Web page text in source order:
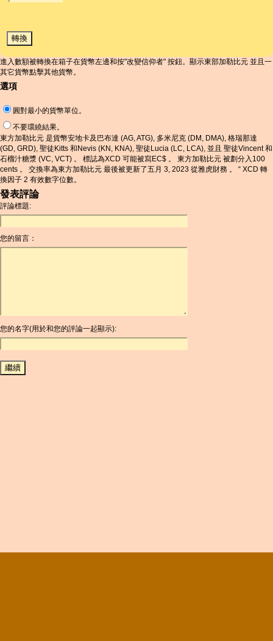
進入數額被轉換在箱子在貨幣左邊和按"改變信仰者" 按鈕。顯示東部加勒比元 並且一
其它貨幣點擊其他貨幣。
選項
圓對最小的貨幣單位。
不要環繞結果。
東方加勒比元 是貨幣安地卡及巴布達 (AG, ATG), 多米尼克 (DM, DMA), 格瑞那達
(GD, GRD), 聖徒Kitts 和Nevis (KN, KNA), 聖徒Lucia (LC, LCA), 並且 聖徒Vincent 和
石榴汁糖漿 (VC, VCT) 。 標誌為XCD 可能被寫EC$ 。 東方加勒比元 被劃分入100
cents 。 交換率為東方加勒比元 最後被更新了五月 3, 2023 從雅虎財務 。 “ XCD 轉
換因子 2 有效數字位數。
發表評論
評論標題:
您的留言：
您的名字(用於和您的評論一起顯示):